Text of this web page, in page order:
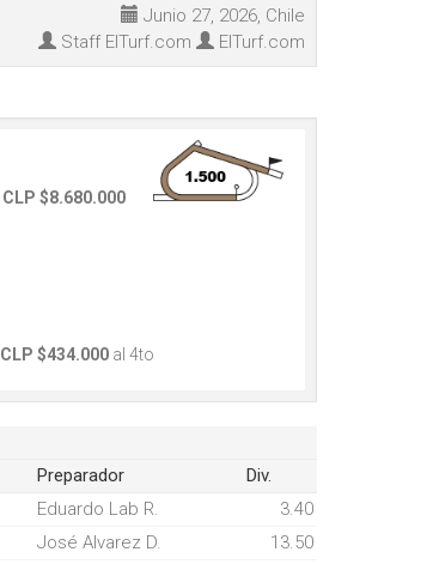
Junio 27, 2026, Chile
Staff ElTurf.com
ElTurf.com
CLP $8.680.000
CLP $434.000 al 4to
Preparador
Div.
Eduardo Lab R.
3.40
José Alvarez D.
13.50